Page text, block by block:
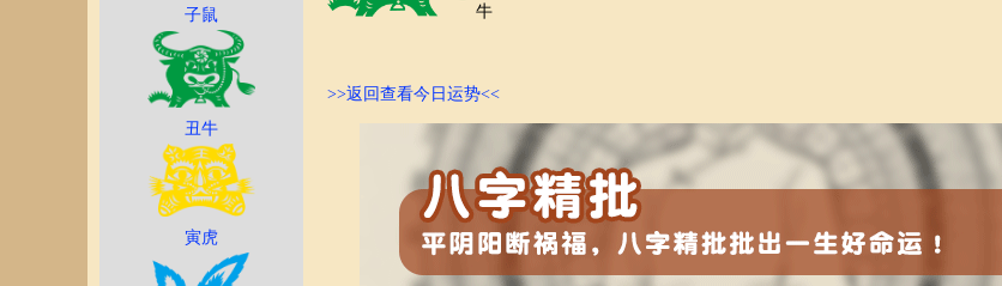
子鼠
丑牛
寅虎
牛
>>返回查看今日运势<<